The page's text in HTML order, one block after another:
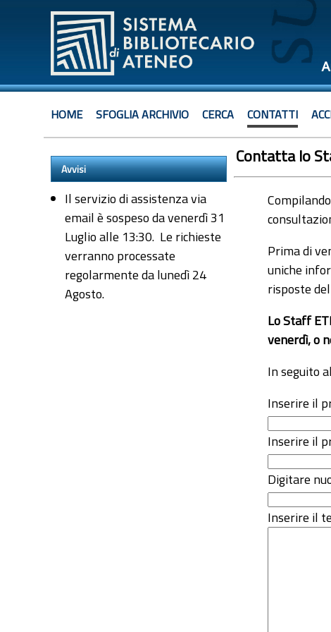
HOME SFOGLIA ARCHIVIO CERCA CONTATTI
Avvisi
Il servizio di assistenza via
email è sospeso da venerdì 31
Luglio alle 13:30. Le richieste
verranno processate
regolarmente da lunedì 24
Agosto.
Contatta lo
Prima di
uniche
risposte
Lo Staff
venerdì, o
In seguito
Inserire il
Inserire il
Digitare
Inserire il